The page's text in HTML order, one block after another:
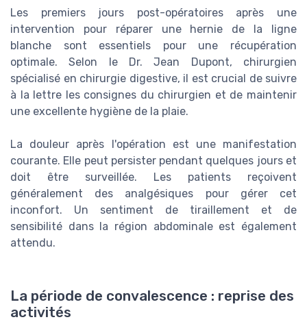
Les premiers jours post-opératoires après une
intervention pour réparer une hernie de la ligne
blanche sont essentiels pour une récupération
optimale. Selon le Dr. Jean Dupont, chirurgien
spécialisé en chirurgie digestive, il est crucial de suivre
à la lettre les consignes du chirurgien et de maintenir
une excellente hygiène de la plaie.
La douleur après l'opération est une manifestation
courante. Elle peut persister pendant quelques jours et
doit être surveillée. Les patients reçoivent
généralement des analgésiques pour gérer cet
inconfort. Un sentiment de tiraillement et de
sensibilité dans la région abdominale est également
attendu.
La période de convalescence : reprise des
activités